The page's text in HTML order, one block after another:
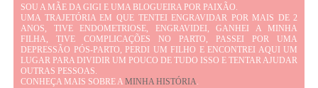
SOU A MÃE DA GIGI E UMA BLOGUEIRA POR PAIXÃO.
UMA TRAJETÓRIA EM QUE TENTEI ENGRAVIDAR POR MAIS DE 2
ANOS, TIVE ENDOMETRIOSE, ENGRAVIDEI, GANHEI A MINHA
FILHA, TIVE COMPLICAÇÕES NO PARTO, PASSEI POR UMA
DEPRESSÃO PÓS-PARTO, PERDI UM FILHO E ENCONTREI AQUI UM
LUGAR PARA DIVIDIR UM POUCO DE TUDO ISSO E TENTAR AJUDAR
OUTRAS PESSOAS.
CONHEÇA MAIS SOBRE AMINHA HISTÓRIA.